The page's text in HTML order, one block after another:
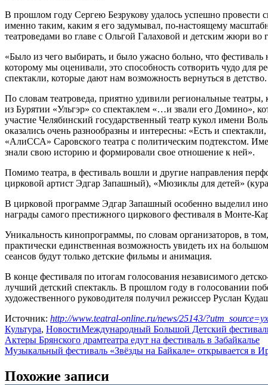
В прошлом году Сергею Безрукову удалось успешно провести
именно таким, каким я его задумывал, по-настоящему
театроведами во главе с Ольгой Галаховой и детским жюри
«Было из чего выбирать, и было ужасно больно, что
которому мы оценивали, это способность сотворить чудо для
спектакли, которые дают нам возможность вернуться в
По словам театроведа, приятно удивили региональные
из Бурятии «Ульгэр» со спектаклем «…и звали его Домино»,
участие Челябинский государственный театр кукол имени
оказались очень разнообразны и интересны: «Есть и
«АлиССА» Саровского театра с политическим подтекстом.
знали свою историю и формировали свое отношение к ней».
Помимо театра, в фестиваль вошли и другие направления
цирковой артист Эдгар Запашный), «Мюзиклы для детей»
В цирковой программе Эдгар Запашный особенно выделил
награды самого престижного циркового фестиваля в Монте-
Уникальность кинопрограммы, по словам организаторов, в
практически единственная возможность увидеть их на
сеансов будут только детские фильмы и анимация.
В конце фестиваля по итогам голосования независимого
лучший детский спектакль. В прошлом году в голосовании
художественного руководителя получил режиссер Руслан
Источник: http://www.teatral-online.ru/news/25143/
Культура, НовостиМеждународный Большой Детский
Навигация
по
записям
Актеры Брянского драмтеатра едут на фестиваль в Забайкалье
Музыкальный фестиваль «Звёзды на Байкале» открывается в
Похожие записи